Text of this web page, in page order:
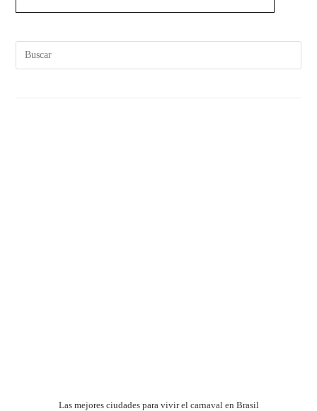
Las mejores ciudades para vivir el carnaval en Brasil